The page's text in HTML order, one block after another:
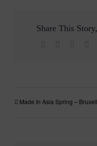
Share This
Facebook Reddit
Made In Asia Spring –